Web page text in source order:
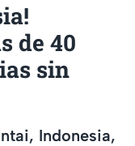
de 40
sin
Indonesia,